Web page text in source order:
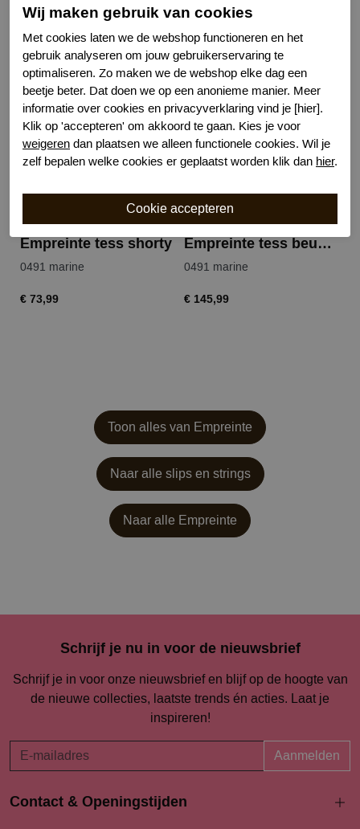
Gerelateerde producten
Empreinte tess shorty
0491 marine
€ 73,99
Empreinte tess beugel bh
0491 marine
€ 145,99
Toon alles van Empreinte
Naar alle slips en strings
Naar alle Empreinte
Schrijf je nu in voor de nieuwsbrief
Schrijf je in voor onze nieuwsbrief en blijf op de hoogte van
de nieuwe collecties, laatste trends én acties. Laat je
inspireren!
Aanmelden
Contact & Openingstijden
Wij maken gebruik van cookies
Met cookies laten we de webshop functioneren en het
gebruik analyseren om jouw gebruikerservaring te
optimaliseren. Zo maken we de webshop elke dag een
beetje beter. Dat doen we op een anonieme manier. Meer
informatie over cookies en privacyverklaring vind je [hier].
Klik op 'accepteren' om akkoord te gaan. Kies je voor
weigeren dan plaatsen we alleen functionele cookies. Wil je
zelf bepalen welke cookies er geplaatst worden klik dan hier.